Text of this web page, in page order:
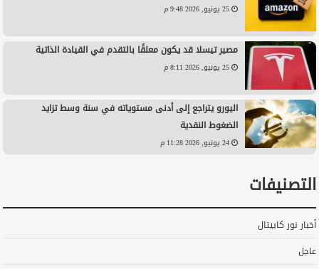
25 يونيو, 2026 9:48 م
مصير تيسلا قد يكون معلقًا بالتقدم في القيادة الذاتية
25 يونيو, 2026 8:11 م
اليورو يتراجع إلى أدنى مستوياته في سنة وسط تزايد
الضغوط النقدية
24 يونيو, 2026 11:28 م
التصنيفات
أخبار نور كابيتال
عاجل